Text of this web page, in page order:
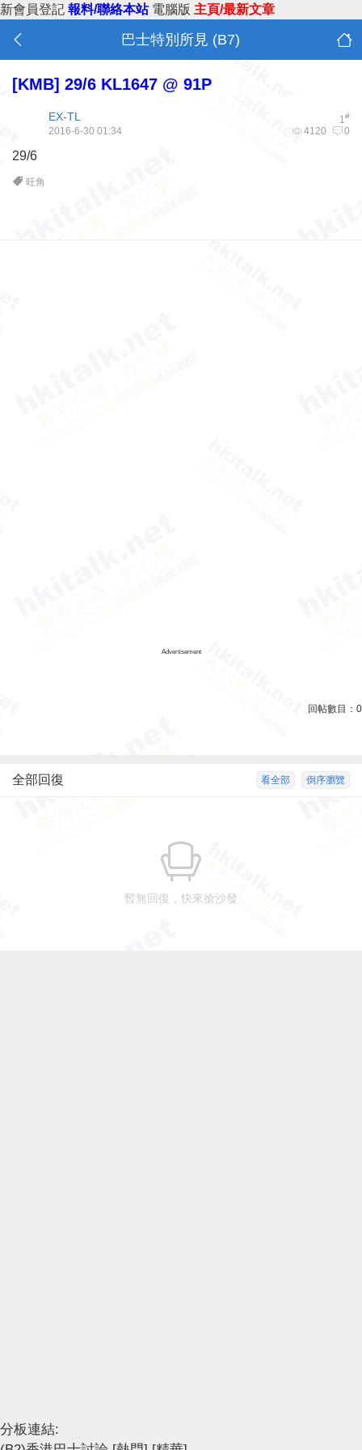
新會員登記 報料/聯絡本站 電腦版 主頁/最新文章
巴士特別所見 (B7)
[KMB] 29/6 KL1647 @ 91P
1#
EX-TL
4120 0
2016-6-30 01:34
29/6
旺角
Advertisement
回帖數目： 0
倒序瀏覽
看全部
全部回復
暫無回復，快來搶沙發
分板連結: